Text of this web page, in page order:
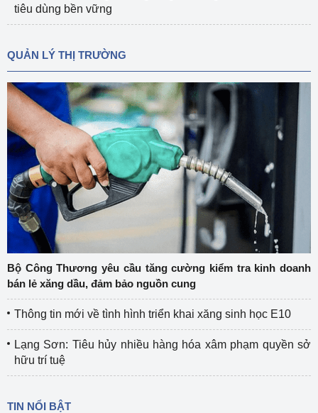
tiêu dùng bền vững
QUẢN LÝ THỊ TRƯỜNG
Bộ Công Thương yêu cầu tăng cường kiểm tra kinh doanh
bán lẻ xăng dầu, đảm bảo nguồn cung
Thông tin mới về tình hình triển khai xăng sinh học E10
Lạng Sơn: Tiêu hủy nhiều hàng hóa xâm phạm quyền sở
hữu trí tuệ
TIN NỔI BẬT